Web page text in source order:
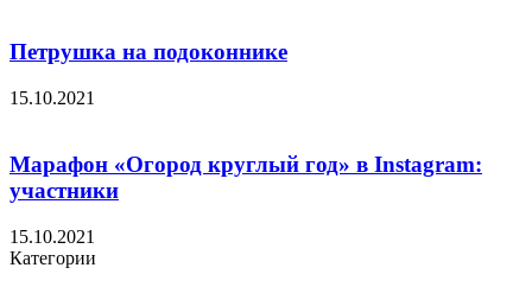
Петрушка на подоконнике
15.10.2021
Марафон «Огород круглый год» в Instagram:
участники
15.10.2021
Категории